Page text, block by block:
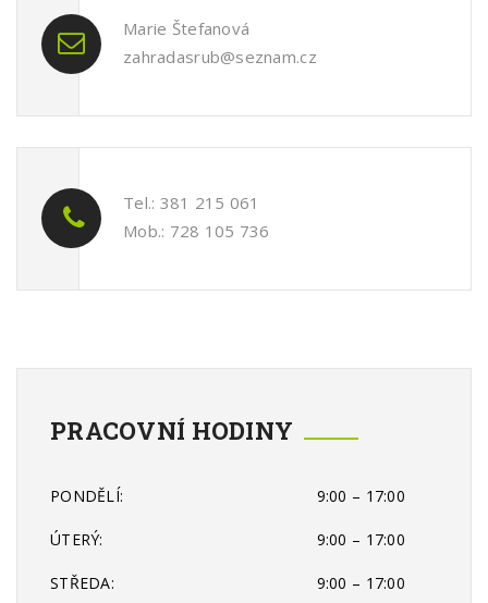
Marie Štefanová
zahradasrub@seznam.cz
Tel.: 381 215 061
Mob.: 728 105 736
PRACOVNÍ HODINY
PONDĚLÍ: 9:00 – 17:00
ÚTERÝ: 9:00 – 17:00
STŘEDA: 9:00 – 17:00